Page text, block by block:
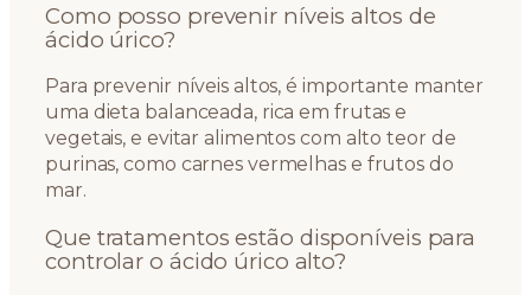
Como posso prevenir níveis altos de
ácido úrico?
Para prevenir níveis altos, é importante manter
uma dieta balanceada, rica em frutas e
vegetais, e evitar alimentos com alto teor de
purinas, como carnes vermelhas e frutos do
mar.
Que tratamentos estão disponíveis para
controlar o ácido úrico alto?